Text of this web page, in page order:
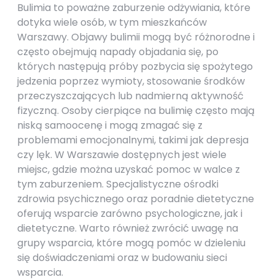
Bulimia to poważne zaburzenie odżywiania, które
dotyka wiele osób, w tym mieszkańców
Warszawy. Objawy bulimii mogą być różnorodne i
często obejmują napady objadania się, po
których następują próby pozbycia się spożytego
jedzenia poprzez wymioty, stosowanie środków
przeczyszczających lub nadmierną aktywność
fizyczną. Osoby cierpiące na bulimię często mają
niską samoocenę i mogą zmagać się z
problemami emocjonalnymi, takimi jak depresja
czy lęk. W Warszawie dostępnych jest wiele
miejsc, gdzie można uzyskać pomoc w walce z
tym zaburzeniem. Specjalistyczne ośrodki
zdrowia psychicznego oraz poradnie dietetyczne
oferują wsparcie zarówno psychologiczne, jak i
dietetyczne. Warto również zwrócić uwagę na
grupy wsparcia, które mogą pomóc w dzieleniu
się doświadczeniami oraz w budowaniu sieci
wsparcia.